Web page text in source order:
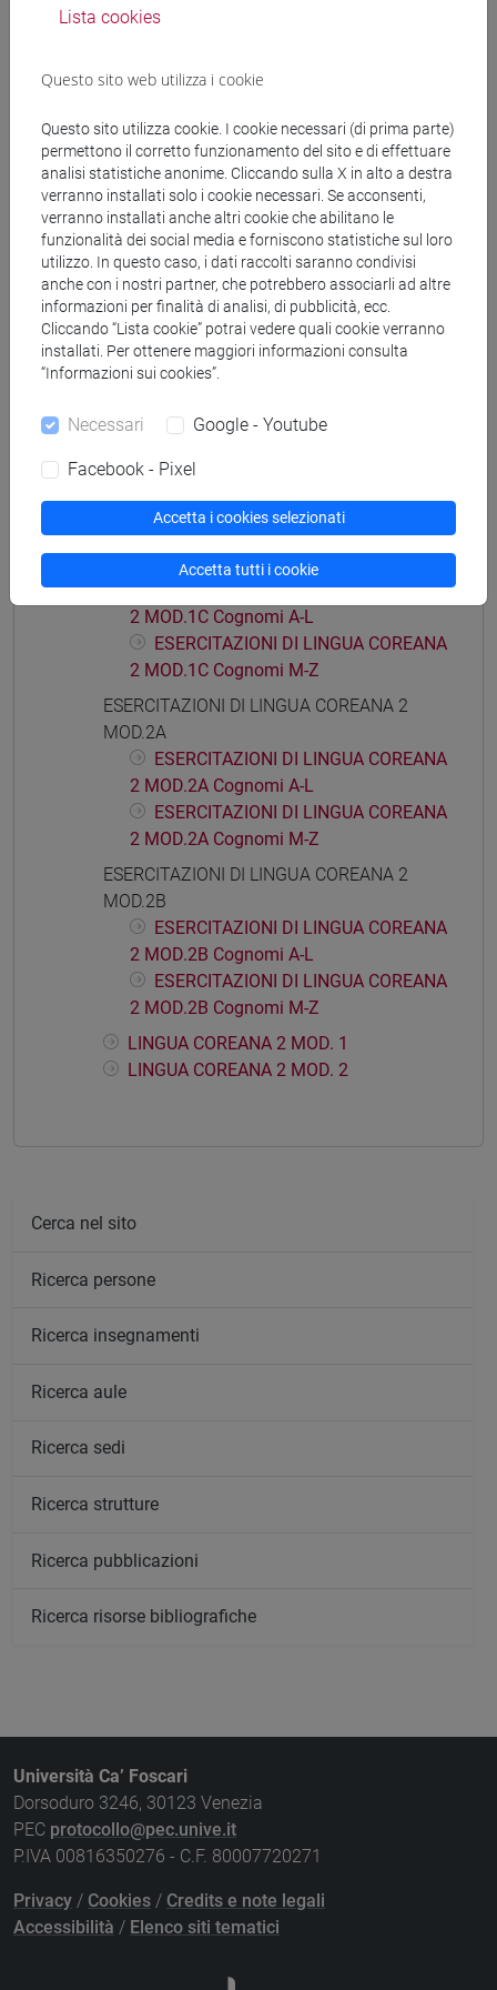
corea
Struttura generale dell'insegnamento
LINGUA COREANA 2
ESERCITAZIONI DI LINGUA COREANA 2
MOD.1A
ESERCITAZIONI DI LINGUA COREANA
2 MOD.1A Cognomi A-L
ESERCITAZIONI DI LINGUA COREANA
2 MOD.1A Cognomi M-Z
ESERCITAZIONI DI LINGUA COREANA 2
ESERCITAZIONI DI LINGUA COREANA
ESERCITAZIONI DI LINGUA
COREANA 2 MOD.1B Cognomi M-Z
ESERCITAZIONI DI LINGUA COREANA 2
ESERCITAZIONI DI LINGUA COREANA
2 MOD.1C Cognomi A-L
ESERCITAZIONI DI LINGUA COREANA
2 MOD.1C Cognomi M-Z
ESERCITAZIONI DI LINGUA COREANA 2
MOD.2A
ESERCITAZIONI DI LINGUA COREANA
2 MOD.2A Cognomi A-L
ESERCITAZIONI DI LINGUA COREANA
2 MOD.2A Cognomi M-Z
ESERCITAZIONI DI LINGUA COREANA 2
MOD.2B
ESERCITAZIONI DI LINGUA COREANA
2 MOD.2B Cognomi A-L
ESERCITAZIONI DI LINGUA COREANA
2 MOD.2B Cognomi M-Z
LINGUA COREANA 2 MOD. 1
LINGUA COREANA 2 MOD. 2
Cerca nel sito
Ricerca persone
Ricerca insegnamenti
Ricerca aule
Ricerca sedi
Ricerca strutture
Ricerca pubblicazioni
Ricerca risorse bibliografiche
Università Ca’ Foscari
Dorsoduro 3246, 30123 Venezia
PEC protocollo@pec.unive.it
P.IVA 00816350276 - C.F. 80007720271
Privacy / Cookies / Credits e note legali
Accessibilità / Elenco siti tematici
Lista cookies
Questo sito web utilizza i cookie
Questo sito utilizza cookie. I cookie necessari (di prima parte)
permettono il corretto funzionamento del sito e di effettuare
analisi statistiche anonime. Cliccando sulla X in alto a destra
verranno installati solo i cookie necessari. Se acconsenti,
verranno installati anche altri cookie che abilitano le
funzionalità dei social media e forniscono statistiche sul loro
utilizzo. In questo caso, i dati raccolti saranno condivisi
anche con i nostri partner, che potrebbero associarli ad altre
informazioni per finalità di analisi, di pubblicità, ecc.
Cliccando “Lista cookie” potrai vedere quali cookie verranno
installati. Per ottenere maggiori informazioni consulta
“Informazioni sui cookies”.
Necessari Google - Youtube
Facebook - Pixel
Accetta i cookies selezionati
Accetta tutti i cookie